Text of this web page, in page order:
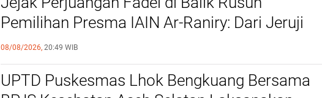
Pemilihan Presma IAIN Ar-Raniry: Dari Jeruji
Poltabes hingga Putusan Bebas
08/08/2026, 20:49 WIB
UPTD Puskesmas Lhok Bengkuang Bersama